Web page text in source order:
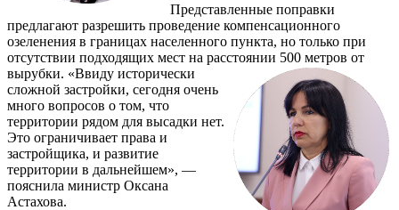
Представленные поправки
предлагают разрешить проведение компенсационного
озеленения в границах населенного пункта, но только при
отсутствии подходящих мест на расстоянии 500 метров от
вырубки. «Ввиду исторически
сложной застройки, сегодня очень
много вопросов о том, что
территории рядом для высадки нет.
Это ограничивает права и
застройщика, и развитие
территории в дальнейшем», —
пояснила министр Оксана
Астахова.